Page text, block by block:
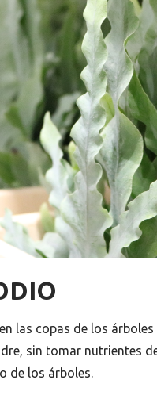
las copas de los
sin tomar nutrientes
de los árboles.